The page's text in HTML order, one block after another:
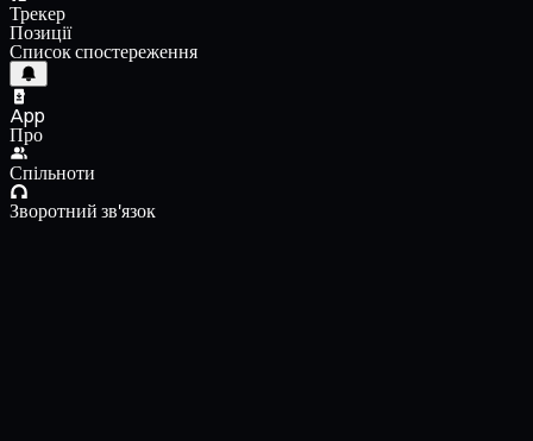
Трекер
Позиції
Список спостереження
App
Про
Спільноти
Зворотний зв'язок